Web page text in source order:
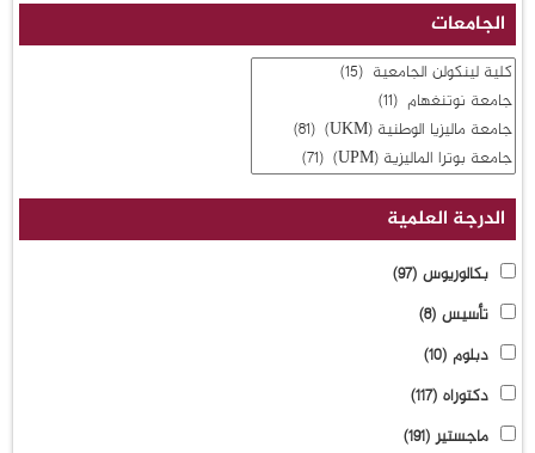
الجامعات
الدرجة العلمية
بكالوريوس (97)
تأسيس (8)
دبلوم (10)
دكتوراه (117)
ماجستير (191)